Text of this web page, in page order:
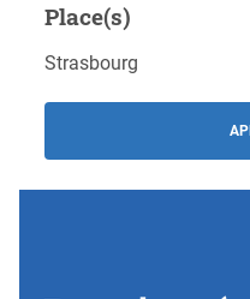
Place(s)
Strasbourg